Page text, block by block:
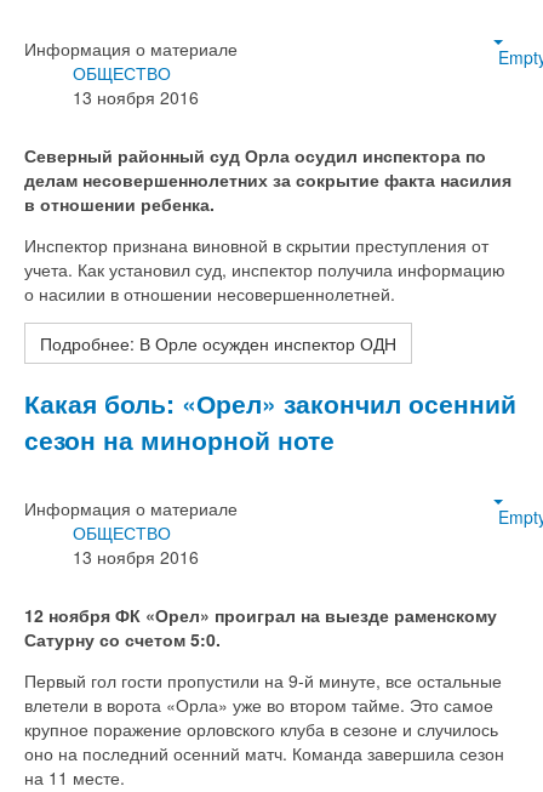
Информация о материале
ОБЩЕСТВО
13 ноября 2016
Северный районный суд Орла осудил инспектора по
делам несовершеннолетних за сокрытие факта насилия
в отношении ребенка.
Инспектор признана виновной в скрытии преступления от
учета. Как установил суд, инспектор получила информацию
о насилии в отношении несовершеннолетней.
Подробнее: В Орле осужден инспектор ОДН
Какая боль: «Орел» закончил осенний
сезон на минорной ноте
Информация о материале
ОБЩЕСТВО
13 ноября 2016
12 ноября ФК «Орел» проиграл на выезде раменскому
Сатурну со счетом 5:0.
Первый гол гости пропустили на 9-й минуте, все остальные
влетели в ворота «Орла» уже во втором тайме. Это самое
крупное поражение орловского клуба в сезоне и случилось
оно на последний осенний матч. Команда завершила сезон
на 11 месте.